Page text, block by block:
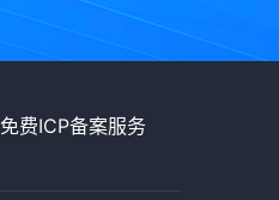
免费ICP备案服务